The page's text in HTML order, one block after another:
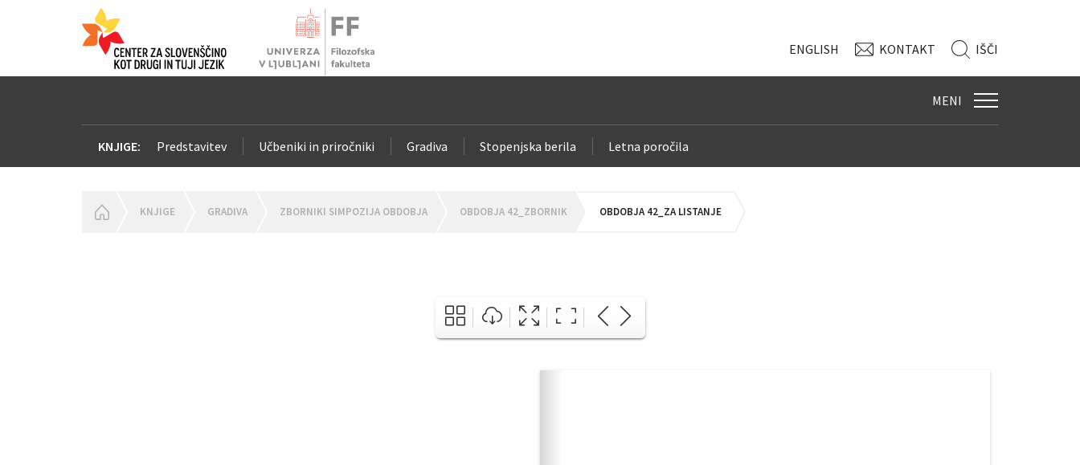
ENGLISH KONTAKT IŠČI
MENI
KNJIGE: Predstavitev Učbeniki in priročniki Gradiva Stopenjska berila Letna poročila
HOMEPAGE
KNJIGE GRADIVA ZBORNIKI SIMPOZIJA OBDOBJA OBDOBJA 42_ZBORNIK OBDOBJA 42_ZA LISTANJE